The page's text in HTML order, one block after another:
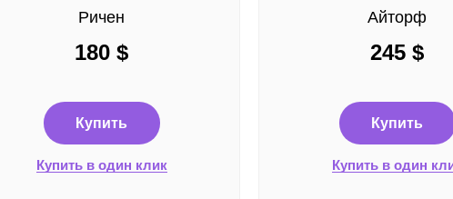
Ричен
180 $
Купить
Купить в один клик
Айторф
245 $
Купить
Купить в один